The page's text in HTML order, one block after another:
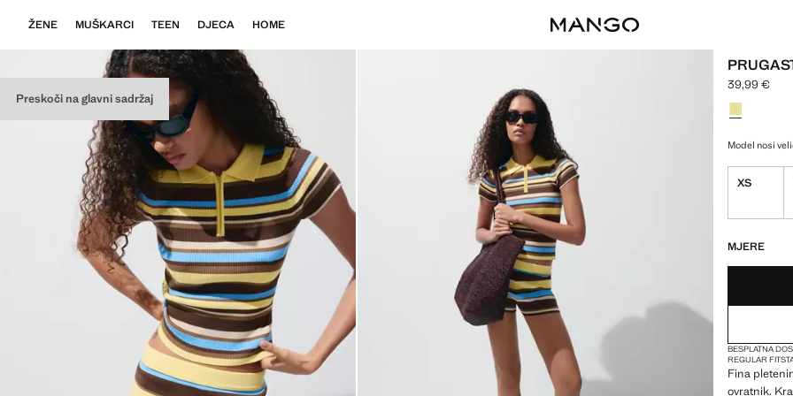
Preskoči na glavni sadržaj
ŽENE MUŠKARCI TEEN DJECA HOME
Trenutačna
39,99 €
Odaberite
Model nosi
XS
MJERE
BESPLATNA
REGULAR FIT
Fina
ovratnik.